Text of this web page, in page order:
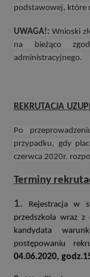
podstawowej, które
UWAGA!:Wnioski
na bieżąco
administracyjnego.
REKRUTACJA
Po
przypadku, gdy
czerwca 2020r.
Terminy
1.
Rejestracja w
przedszkola wraz z
kandydata
postępowaniu
04.06.2020,